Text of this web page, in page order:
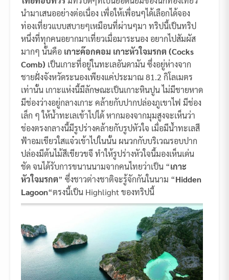
นำมาเสนออย่างต่อเนื่อง เพื่อให้เพื่อนๆได้เลือกได้จอง
ท่องเที่ยวแบบสบายๆเหมือนที่ผ่านๆมา ทริปนี้เป็นทริป
หนึ่งที่ทุกคนอยากมาเที่ยวเมื่อมาระนอง อยากไปสัมผัส
มากๆ นั้นคือ เกาะค๊อกคอม เกาะหัวใจมรกต (Cocks
Comb) เป็นเกาะที่อยู่ในทะเลอันดามัน ซึ่งอยู่ห่างจาก
ชายฝั่งจังหวัดระนองเพียงแค่ประมาณ 81.2 กิโลเมตร
เท่านั้น เกาะแห่งนี้มีลักษณะเป็นเกาะหินปูน ไม่มีชายหาด
มีช่องว่างอยู่กลางเกาะ คล้ายกับปากปล่องภูเขาไฟ มีช่อง
เล็ก ๆ ให้น้ำทะเลเข้าไปได้ หากมองจากมุมสูงจะเห็นว่า
ช่องตรงกลางนี้มีรูปร่างคล้ายกับรูปหัวใจ เมื่อมีน้ำทะเลสี
ฟ้าอมเขียวใสแจ๋วเข้าไปในนั้น ผนวกกับบริเวณรอบปาก
ปล่องมีต้นไม้สีเขียวขจี ทำให้รูปร่างหัวใจนี้มองเห็นเด่น
ชัด จนได้รับการขนานนามจากคนไทยว่าเป็น “เกาะ
หัวใจมรกต” ซึ่งชาวต่างชาติจะรู้จักกันในนาม “Hidden
Lagoon“ตรงนี้เป็น Highlight ของทริปนี้